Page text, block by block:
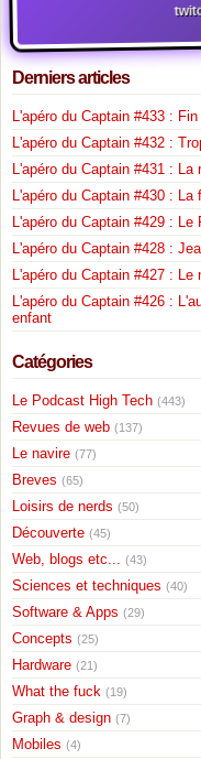
Derniers articles
L'apéro du Captain #433 :
L'apéro du Captain #432 :
L'apéro du Captain #431 :
L'apéro du Captain #430 :
L'apéro du Captain #429 :
L'apéro du Captain #428 :
L'apéro du Captain #427 :
L'apéro du Captain #426 :
enfant
Catégories
Le Podcast High Tech (443)
Revues de web (137)
Le navire (77)
Breves (65)
Loisirs de nerds (50)
Découverte (45)
Web, blogs etc... (43)
Sciences et techniques (40)
Software & Apps (29)
Concepts (25)
Hardware (21)
What the fuck (19)
Graph & design (7)
Mobiles (4)